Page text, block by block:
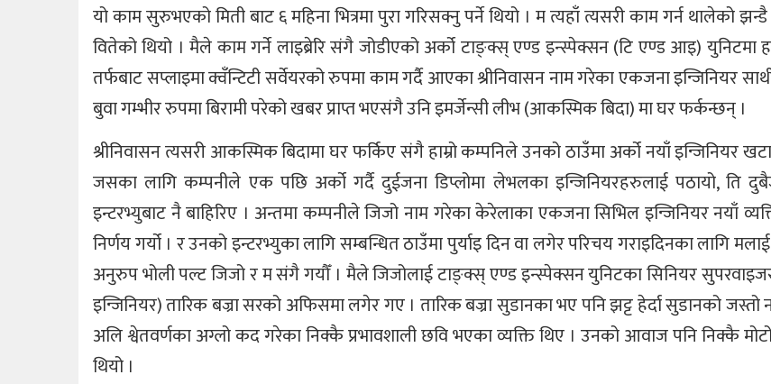
यो काम सुरुभएको मिती बाट ६ महिना भित्रमा पुरा गरिसक्नु पर्ने थियो । म त्यहाँ त्यसरी काम गर्न थालेको
वितेको थियो । मैले काम गर्ने लाइब्रेरि संगै जोडीएको अर्को टाङ्क्स् एण्ड इन्स्पेक्सन (टि एण्ड आइ) युनिटमा
तर्फबाट सप्लाइमा क्वँन्टिटी सर्वेयरको रुपमा काम गर्दै आएका श्रीनिवासन नाम गरेका एकजना इन्जिनियर
बुवा गम्भीर रुपमा बिरामी परेको खबर प्राप्त भएसंगै उनि इमर्जेन्सी लीभ (आकस्मिक बिदा) मा घर फर्कन्छन् ।
श्रीनिवासन त्यसरी आकस्मिक बिदामा घर फर्किए संगै हाम्रो कम्पनिले उनको ठाउँमा अर्को नयाँ इन्जिनियर
जसका लागि कम्पनीले एक पछि अर्को गर्दै दुईजना डिप्लोमा लेभलका इन्जिनियरहरुलाई पठायो, ति
इन्टरभ्युबाट नै बाहिरिए । अन्तमा कम्पनीले जिजो नाम गरेका केरेलाका एकजना सिभिल इन्जिनियर नयाँ
निर्णय गर्यो । र उनको इन्टरभ्युका लागि सम्बन्धित ठाउँमा पुर्याइ दिन वा लगेर परिचय गराइदिनका लागि
अनुरुप भोली पल्ट जिजो र म संगै गयौँ । मैले जिजोलाई टाङ्क्स् एण्ड इन्स्पेक्सन युनिटका सिनियर
इन्जिनियर) तारिक बज्रा सरको अफिसमा लगेर गए । तारिक बज्रा सुडानका भए पनि झट्ट हेर्दा सुडानको
अलि श्वेतवर्णका अग्लो कद गरेका निक्कै प्रभावशाली छवि भएका व्यक्ति थिए । उनको आवाज पनि निक्कै मोटो
थियो ।